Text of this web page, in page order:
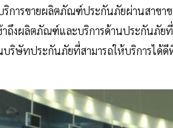
การขายผลิตภัณฑ์ประกันภัยผ่านสาขา
าถึงผลิตภัณฑ์และบริการด้านประกันภั
ริษัทประกันภัยที่สามารถให้บริการได้ดี